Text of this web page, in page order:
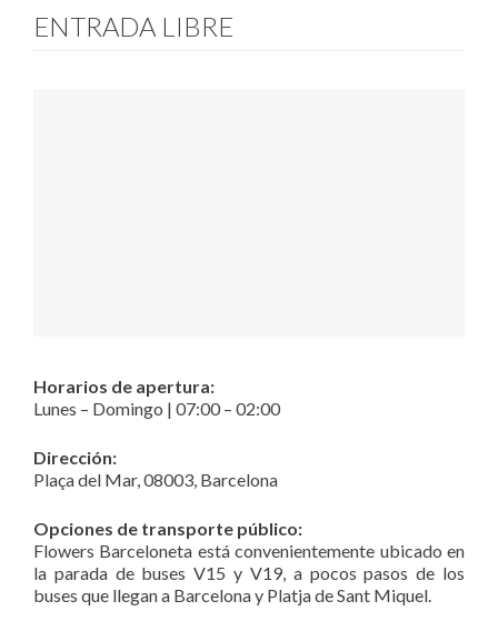
ENTRADA LIBRE
Horarios de apertura:
Lunes – Domingo | 07:00 – 02:00
Dirección:
Plaça del Mar, 08003, Barcelona
Opciones de transporte público:
Flowers Barceloneta está convenientemente ubicado en
la parada de buses V15 y V19, a pocos pasos de los
buses que llegan a Barcelona y Platja de Sant Miquel.